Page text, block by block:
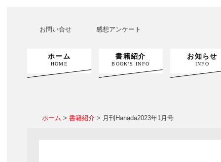
お問い合せ 感想アンケート
ホーム
HOME
書籍紹介
BOOK'S INFO
お知らせ
INFO
ホーム > 書籍紹介 > 月刊Hanada2023年1月号